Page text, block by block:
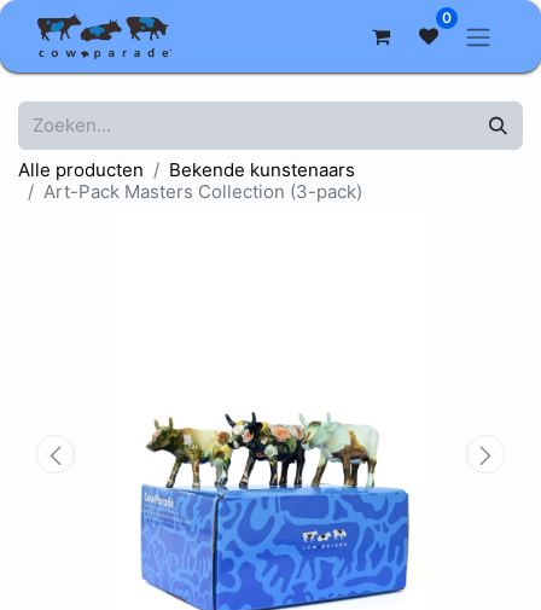
0
Alle producten
Bekende kunstenaars
Art-Pack Masters Collection (3-pack)